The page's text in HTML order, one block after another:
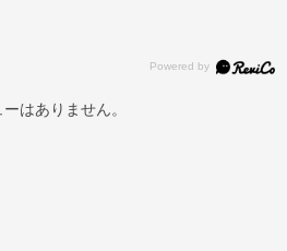
ーはありません。